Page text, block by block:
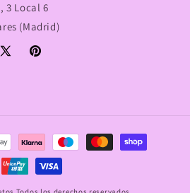
3 Local 6
(Madrid)
X
Pinterest